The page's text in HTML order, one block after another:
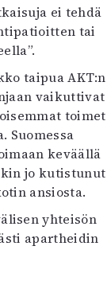
ei tehdä
tai
taipua AKT:n
vaikuttivat
toimet
Suomessa
keväällä
jo kutistunut
ansiosta.
yhteisön
apartheidin